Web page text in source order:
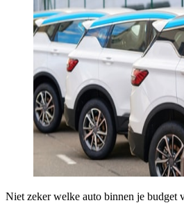
Niet zeker welke auto binnen je budget